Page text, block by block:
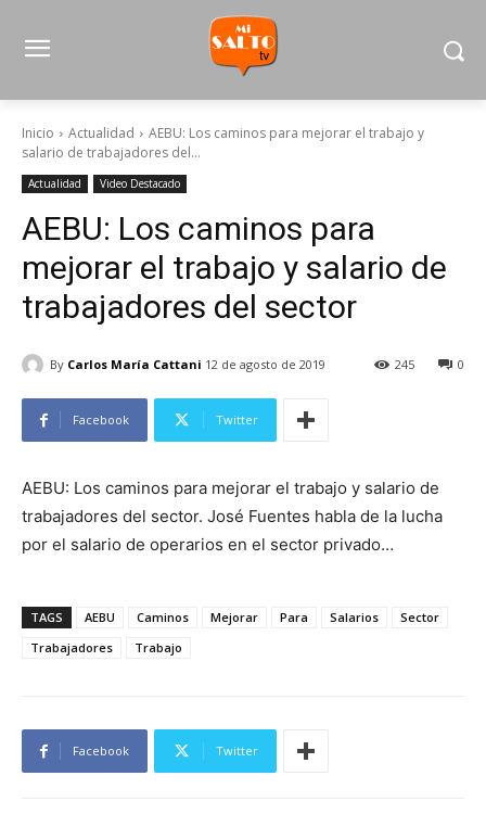
Inicio Actualidad
AEBU: Los caminos para mejorar el trabajo y
salario de trabajadores del...
Actualidad Video Destacado
AEBU: Los caminos para
mejorar el trabajo y salario de
trabajadores del sector
By Carlos María Cattani 12 de agosto de 2019 0
245
Facebook Twitter
AEBU: Los caminos para mejorar el trabajo y salario de
trabajadores del sector. José Fuentes habla de la lucha
por el salario de operarios en el sector privado…
TAGS AEBU Caminos Mejorar Para Salarios
Sector
Trabajadores
Trabajo
Facebook Twitter